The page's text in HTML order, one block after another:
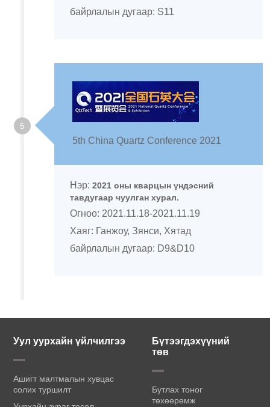
байрлалын дугаар: S11
5
5th China Quartz Conference 2021
Нэр:2021 оны кварцын үндэсний
тавдугаар чуулган хурал.
Огноо: 2021.11.18-2021.11.19
Хаяг: Ганжоу, Зянси, Хятад
байрлалын дугаар: D9&D10
Уул уурхайн үйлчилгээ
Ашигт малтмалын хувцас
солих туршилт
Бүтээгдэхүүний
төв
Бутлах тоног
төхөөрөмж